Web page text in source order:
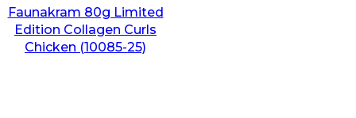
Faunakram 80g Limited
Edition Collagen Curls
Chicken (10085-25)